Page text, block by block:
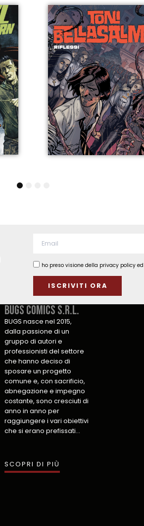
4
ho preso visione della privacy policy
ISCRIVITI ORA
Bugs Comics S.r.l.​
BUGS nasce nel 2015,
dalla passione di un
gruppo di autori e
professionisti del settore
che hanno deciso di
sposare un progetto
comune e, con sacrificio,
abnegazione e impegno
costante, sono cresciuti di
anno in anno per
raggiungere i vari obiettivi
che si erano prefissati…
SCOPRI DI PIÙ